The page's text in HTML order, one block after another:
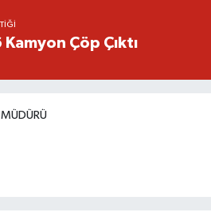
Kamyon Çöp Çıktı